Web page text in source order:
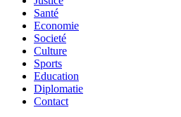
Santé
Economie
Societé
Culture
Sports
Education
Diplomatie
Contact